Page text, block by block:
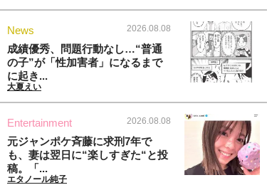
News 2026.08.08
成績優秀、問題行動なし…“普通
の子”が「性加害者」になるまで
に起き...
大夏えい
Entertainment 2026.08.08
元ジャンポケ斉藤に求刑7年で
も、妻は翌日に“楽しすぎた“と投
稿。「...
エタノール純子